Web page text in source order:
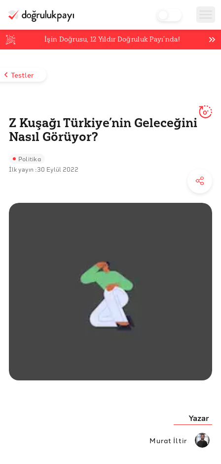
İşin Doğrusu,12 Yıldır Doğruluk Payı’nda!
Testler
Z Kuşağı Türkiye’nin Geleceğini
Nasıl Görüyor?
0'
Politika
İlk yayın :30 Eylül 2022
Yazar
Murat İltir